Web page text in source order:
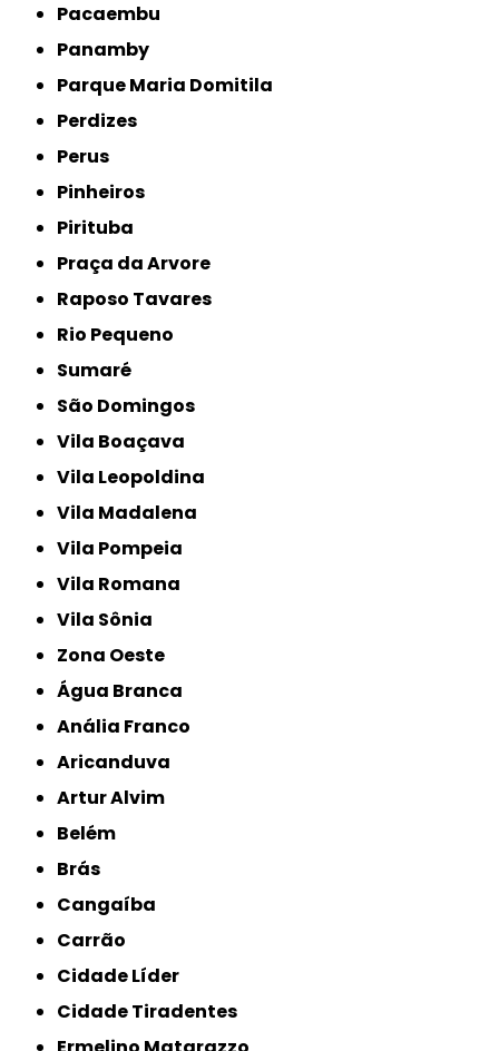
Pacaembu
Panamby
Parque Maria Domitila
Perdizes
Perus
Pinheiros
Pirituba
Praça da Arvore
Raposo Tavares
Rio Pequeno
Sumaré
São Domingos
Vila Boaçava
Vila Leopoldina
Vila Madalena
Vila Pompeia
Vila Romana
Vila Sônia
Zona Oeste
Água Branca
Anália Franco
Aricanduva
Artur Alvim
Belém
Brás
Cangaíba
Carrão
Cidade Líder
Cidade Tiradentes